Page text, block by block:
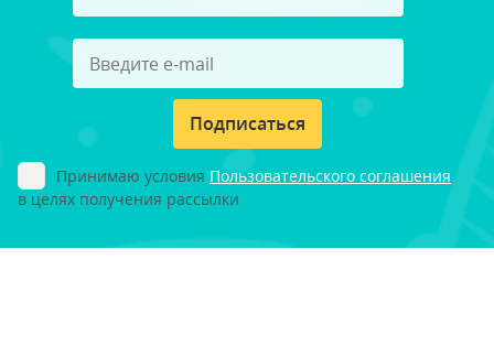
Подписаться
Принимаю условия Пользовательского соглашения
в целях получения рассылки